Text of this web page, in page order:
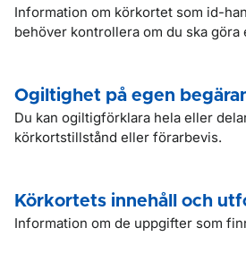
Information om körkortet som id-
behöver kontrollera om du ska
Ogiltighet på egen
Du kan ogiltigförklara hela eller
körkortstillstånd eller förarbevis.
Körkortets innehåll och
Information om de uppgifter som